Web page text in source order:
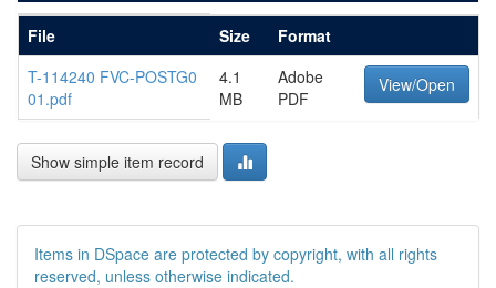
File Size
Format
T-114240 FVC-POSTG0
01.pdf
4.1
MB
Adobe
PDF
View/Open
Show simple item record
Items in DSpace are protected by copyright, with all rights
reserved, unless otherwise indicated.